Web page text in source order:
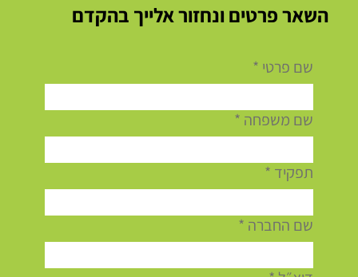
לאיטום כראוי קובעת אם האיטום יחזיק שנים –
השאר פרטים ונחזור אלייך בהקדם
שם פרטי *
שם משפחה *
תפקיד *
שם החברה *